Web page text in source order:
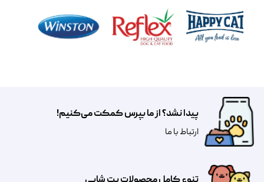
پیدا نشد؟ از ما بپرس کمکت می‌کنیم!
​​​ارتباط با ما